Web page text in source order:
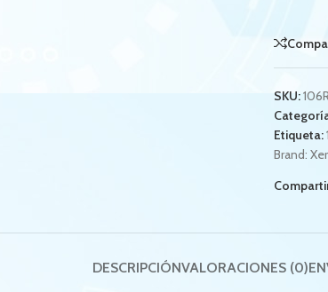
SKU:
Etiqueta:
Brand:
DESCRIPCIÓNVALORACIONES (0)